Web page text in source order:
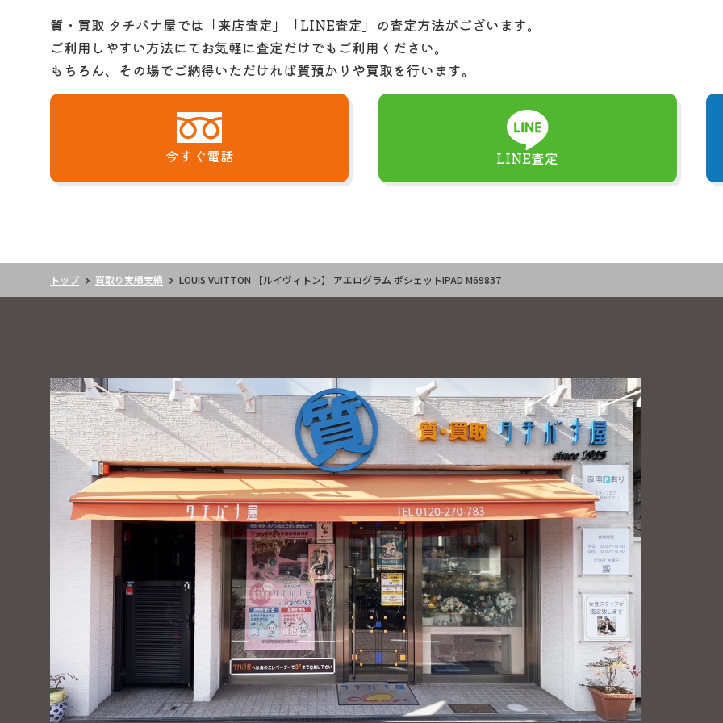
質・買取 タチバナ屋では「来店査定」「LINE査定」の査定方法がございます。
ご利用しやすい方法にてお気軽に査定だけでもご利用ください。
もちろん、その場でご納得いただければ質預かりや買取を行います。
今すぐ電話 LINE査定
トップ 買取り実績実績 LOUIS VUITTON 【ルイヴィトン】 アエログラム ポシェットIPAD M69837